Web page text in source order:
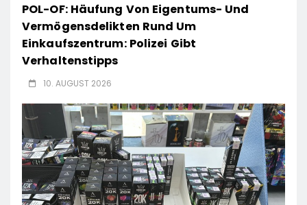
POL-OF: Häufung Von Eigentums- Und
Vermögensdelikten Rund Um
Einkaufszentrum: Polizei Gibt
Verhaltenstipps
10. AUGUST 2026